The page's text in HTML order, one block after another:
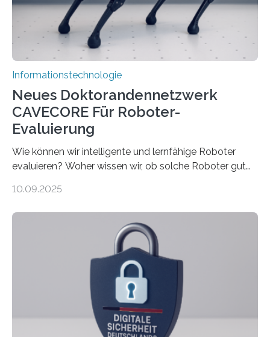
verarbeiten müssen, steigt der Bedarf an neuen
Rechenarchitekturen. Neben Quantencomputern
rücken dabei insbesondere…
Informationstechnologie
Neues Doktorandennetzwerk
CAVECORE Für Roboter-
Evaluierung
Wie können wir intelligente und lernfähige Roboter
evaluieren? Woher wissen wir, ob solche Roboter gut
sich CAVECORE – ein neues Marie Skłodowska-Curie
koordiniert wird. Ab dem 1. September werden sich
über einen Zeitraum von vier Jahren insgesamt 15
Promovierende im Rahmen von CAVECORE mit
kognitiven Robotern beschäftigen – also mit Robotern,
die mittels Sensoren ihre Umgebung erfassen,
Informationen verarbeiten und häufig auch mit…
10.09.2025